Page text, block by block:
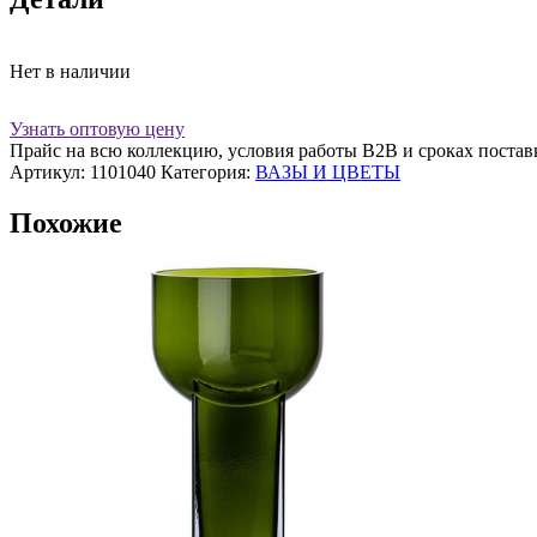
Нет в наличии
Узнать оптовую цену
Прайс на всю коллекцию, условия работы В2В и сроках
Артикул: 1101040 Категория: ВАЗЫ И ЦВЕТЫ
Похожие